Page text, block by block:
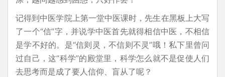
记得到中医学院上第一堂中医课时，先生在黑板上大写
了一个“信”字，并说学中医首先就得相信中医，不相信
是学不好的。是“信则灵，不信则不灵”哦！私下里曾问
过自己，这“科学”的殿堂里，科学怎么就不是促使人们
去思考而是成了要人信仰、盲从了呢？